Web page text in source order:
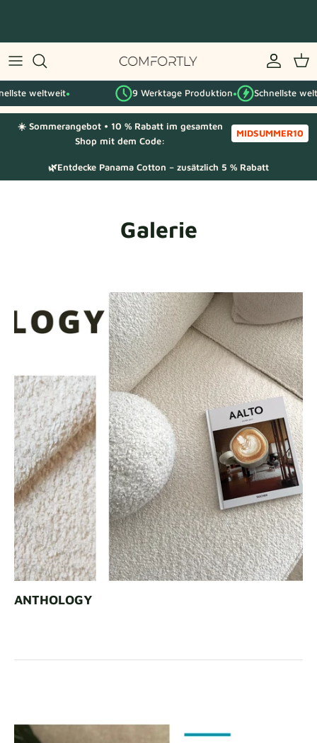
springen
Nach IKEA-Serie
Nach Kategorie
Stoffmuster
Fordern Sie Ihr Muster an
weltweit● 9 Werktage Produktion● Schnellste weltweit●
☀️ Sommerangebot • 10 % Rabatt im gesamten
Shop mit dem Code:
MIDSUMMER10
🌿Entdecke Panama Cotton – zusätzlich 5 % Rabatt
Galerie
ANTHOLOGY